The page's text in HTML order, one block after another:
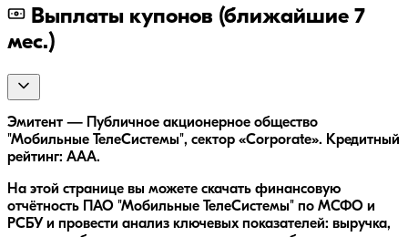
Выплаты купонов (ближайшие 7
мес.)
Эмитент — Публичное акционерное общество
"Мобильные ТелеСистемы", сектор «Corporate». Кредитный
рейтинг: AAA.
На этой странице вы можете скачать финансовую
отчётность ПАО "Мобильные ТелеСистемы" по МСФО и
РСБУ и провести анализ ключевых показателей: выручка,